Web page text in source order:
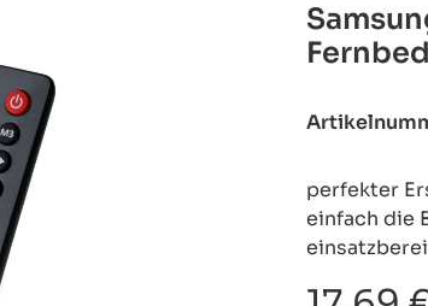
perfekter
einfach die